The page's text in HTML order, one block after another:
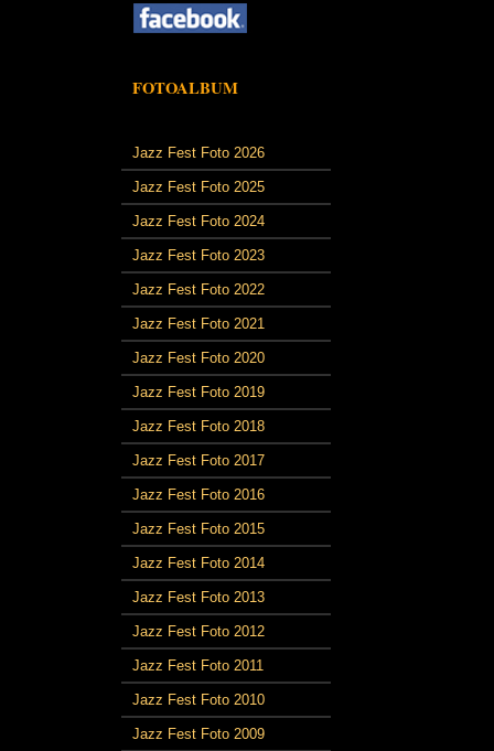
FOTOALBUM
Jazz Fest Foto 2026
Jazz Fest Foto 2025
Jazz Fest Foto 2024
Jazz Fest Foto 2023
Jazz Fest Foto 2022
Jazz Fest Foto 2021
Jazz Fest Foto 2020
Jazz Fest Foto 2019
Jazz Fest Foto 2018
Jazz Fest Foto 2017
Jazz Fest Foto 2016
Jazz Fest Foto 2015
Jazz Fest Foto 2014
Jazz Fest Foto 2013
Jazz Fest Foto 2012
Jazz Fest Foto 2011
Jazz Fest Foto 2010
Jazz Fest Foto 2009